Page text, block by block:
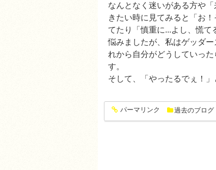
なんとなく迷いがある方や
きたい時に見てみると「お
てたり「慎重に...よし、慌て
悩みましたが、私はゲッダ
れから自分がどうしていっ
す。
そして、「やったるでぇ！
entry1453
パーマリンク 過去のブログ